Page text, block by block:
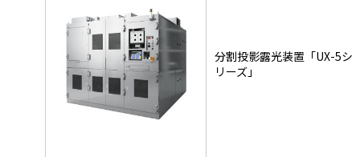
分割投影露光装置「UX-5シ
リーズ」